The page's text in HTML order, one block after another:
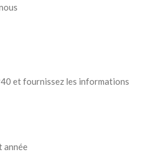
et fournissez les informations
année